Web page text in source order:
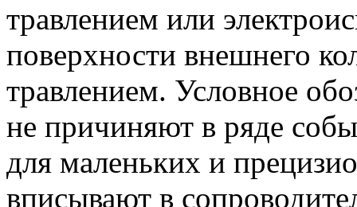
травлением или
поверхности внешнего
травлением. Условное
не причиняют в ряде
для маленьких и
вписывают в